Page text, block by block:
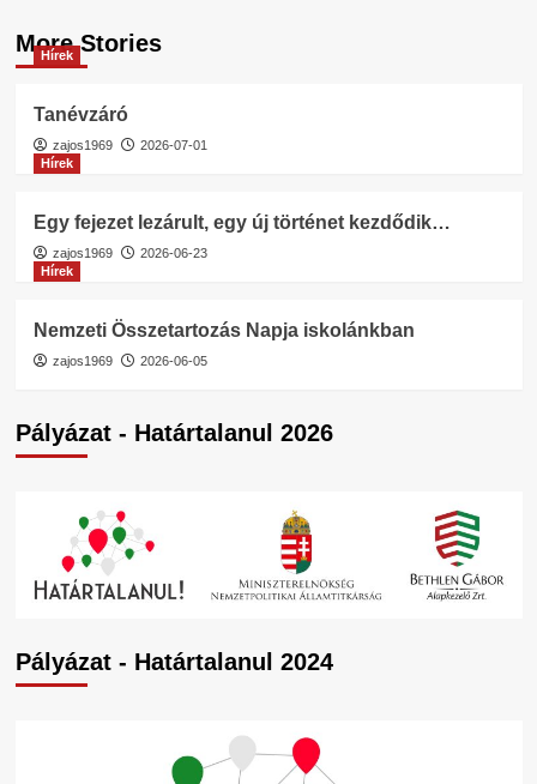
More Stories
Hírek
Tanévzáró
zajos1969
2026-07-01
Hírek
Egy fejezet lezárult, egy új történet kezdődik…
zajos1969
2026-06-23
Hírek
Nemzeti Összetartozás Napja iskolánkban
zajos1969 2026-06-05
Pályázat - Határtalanul 2026
Pályázat - Határtalanul 2024